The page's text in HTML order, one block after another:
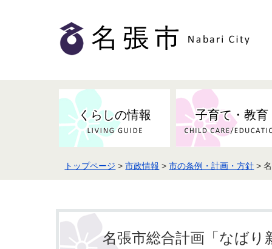
くらしの情報 子育て・教育
トップページ >市政情報 >市の条例・計画・方針 >
名張市総合計画「なばり